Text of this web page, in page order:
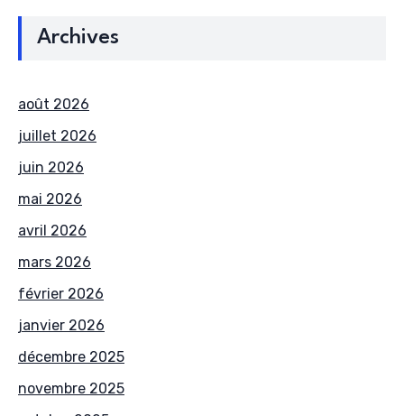
Archives
août 2026
juillet 2026
juin 2026
mai 2026
avril 2026
mars 2026
février 2026
janvier 2026
décembre 2025
novembre 2025